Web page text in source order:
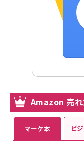
Amazon 売れ
マーケ本 ビ